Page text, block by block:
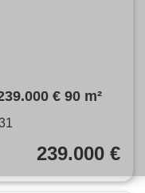
€ 90 m²
239.000 €